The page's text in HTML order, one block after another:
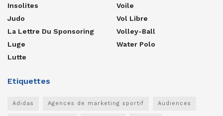
Insolites
Judo
La Lettre Du Sponsoring
Luge
Lutte
Voile
Vol Libre
Volley-Ball
Water Polo
Etiquettes
Adidas Agences de marketing sportif Audiences